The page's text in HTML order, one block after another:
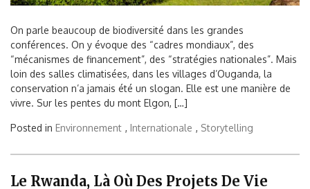
On parle beaucoup de biodiversité dans les grandes
conférences. On y évoque des “cadres mondiaux”, des
“mécanismes de financement”, des “stratégies nationales”. Mais
loin des salles climatisées, dans les villages d’Ouganda, la
conservation n’a jamais été un slogan. Elle est une manière de
vivre. Sur les pentes du mont Elgon, […]
Posted in Environnement , Internationale , Storytelling
Le Rwanda, Là Où Des Projets De Vie